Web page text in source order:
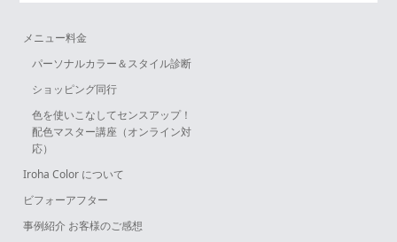
メニュー料金
パーソナルカラー＆スタイル診断
ショッピング同行
色を使いこなしてセンスアップ！
配色マスター講座（オンライン対
応）
Iroha Color について
ビフォーアフター
事例紹介 お客様のご感想